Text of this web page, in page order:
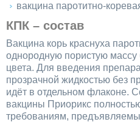
вакцина паротитно-
КПК – состав
Вакцина корь краснуха
однородную пористую массу
цвета. Для введения
прозрачной жидкостью без
идёт в отдельном флаконе.
вакцины Приорикс
требованиям,